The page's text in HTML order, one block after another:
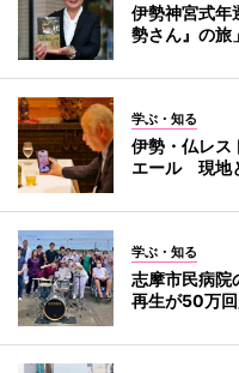
伊勢神宮式
勢さん』の旅
学ぶ・知る
伊勢・仏レス
エール 現地
学ぶ・知る
志摩市民病
再生が50万